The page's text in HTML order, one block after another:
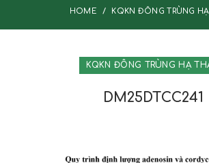
HOME KQKN ĐÔNG TRÙNG
KQKN ĐÔNG TRÙNG HẠ
DM25DTCC241